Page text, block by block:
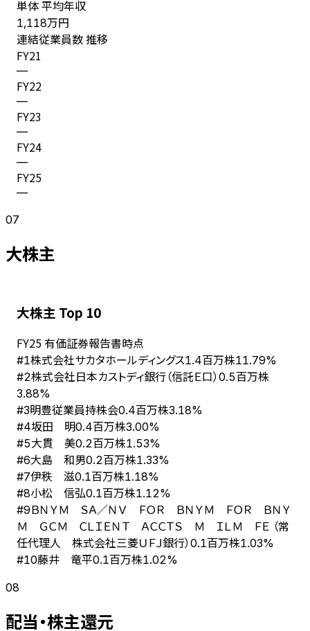
単体 平均年収
1,118万円
連結従業員数 推移
FY21
—
FY22
—
FY23
—
FY24
—
FY25
—
07
大株主
大株主 Top 10
FY25 有価証券報告書時点
#1株式会社サカタホールディングス1.4百万株11.79%
#2株式会社日本カストディ銀行（信託Ｅ口） 0.5百万株
3.88%
#3明豊従業員持株会0.4百万株3.18%
#4坂田 明0.4百万株3.00%
#5大貫 美0.2百万株1.53%
#6大島 和男0.2百万株1.33%
#7伊秩 滋0.1百万株1.18%
#8小松 信弘0.1百万株1.12%
#9ＢＮＹＭ ＳＡ／ＮＶ ＦＯＲ ＢＮＹＭ ＦＯＲ ＢＮＹ
Ｍ ＧＣＭ ＣＬＩＥＮＴ ＡＣＣＴＳ Ｍ ＩＬＭ ＦＥ （常
任代理人 株式会社三菱ＵＦＪ銀行） 0.1百万株1.03%
#10藤井 竜平0.1百万株1.02%
08
配当・株主還元